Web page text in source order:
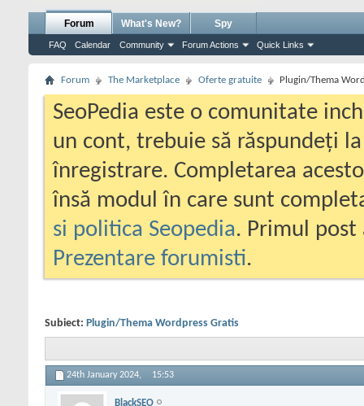
Forum
FAQ Calendar Community Forum Actions Quick Links
What's New? Spy
Forum The Marketplace Oferte gratuite Plugin/Thema
SeoPedia este o comunitate
un cont, trebuie să răspundeți
înregistrare. Completarea
însă modul în care sunt
si politica Seopedia. Primul
Prezentare forumisti.
Subiect: Plugin/Thema Wordpress Gratis
24th January 2024, 15:53
BlackSEO